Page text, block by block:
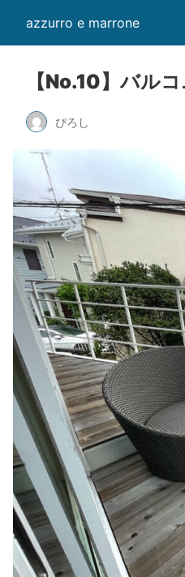
azzurro e marrone
【No.10】バル
ぴろし